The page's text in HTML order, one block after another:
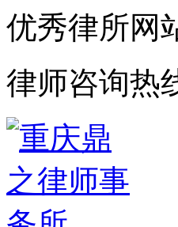
优秀律所网
律师咨询热